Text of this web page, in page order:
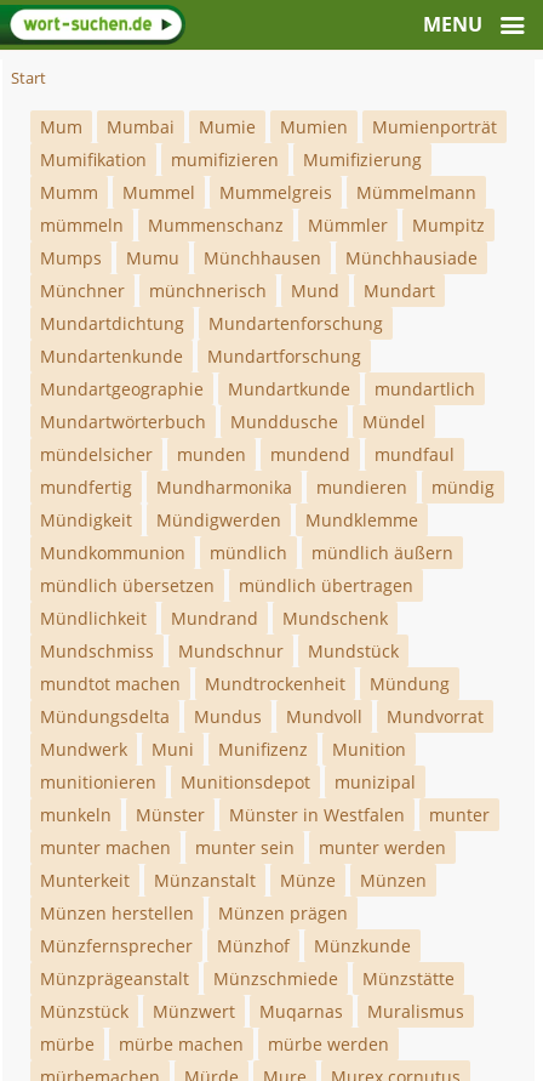
Start
Mum Mumbai Mumie Mumien
Mumienporträt
Mumifikation
mumifizieren
Mumifizierung
Mumm
Mummel Mummelgreis
Mümmelmann
mümmeln
Mummenschanz Mümmler
Mumpitz
Mumps
Mumu Münchhausen
Münchhausiade
Münchner
münchnerisch Mund
Mundart
Mundartdichtung
Mundartenforschung
Mundartenkunde
Mundartforschung
Mundartgeographie
Mundartkunde
mundartlich
Mundartwörterbuch
Munddusche
Mündel
mündelsicher
munden mundend
mundfaul
mundfertig
Mundharmonika mundieren
mündig
Mündigkeit
Mündigwerden
Mundklemme
Mundkommunion
mündlich
mündlich äußern
mündlich übersetzen
mündlich übertragen
Mündlichkeit
Mundrand
Mundschenk
Mundschmiss
Mundschnur
Mundstück
mundtot machen
Mundtrockenheit
Mündung
Mündungsdelta
Mundus Mundvoll
Mundvorrat
Mundwerk
Muni Munifizenz
Munition
munitionieren
Munitionsdepot
munizipal
munkeln
Münster Münster in Westfalen
munter
munter machen
munter sein
munter werden
Munterkeit
Münzanstalt Münze
Münzen
Münzen herstellen
Münzen prägen
Münzfernsprecher
Münzhof
Münzkunde
Münzprägeanstalt
Münzschmiede
Münzstätte
Münzstück
Münzwert Muqarnas
Muralismus
mürbe
mürbe machen
mürbe werden